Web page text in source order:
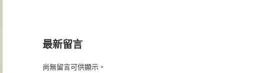
最新留言
尚無留言可供顯示。